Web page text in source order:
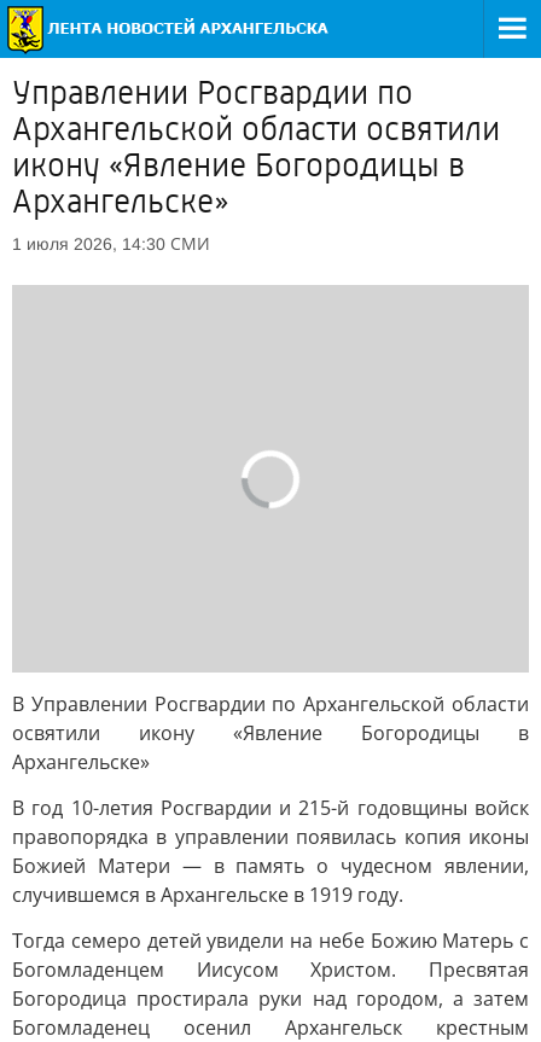
Управлении Росгвардии по
Архангельской области освятили
икону «Явление Богородицы в
Архангельске»
1 июля 2026, 14:30 СМИ
В Управлении Росгвардии по Архангельской области
освятили икону «Явление Богородицы в
Архангельске»
В год 10-летия Росгвардии и 215-й годовщины войск
правопорядка в управлении появилась копия иконы
Божией Матери — в память о чудесном явлении,
случившемся в Архангельске в 1919 году.
Тогда семеро детей увидели на небе Божию Матерь с
Богомладенцем Иисусом Христом. Пресвятая
Богородица простирала руки над городом, а затем
Богомладенец осенил Архангельск крестным